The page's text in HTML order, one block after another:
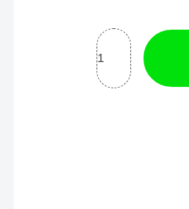
Bico
1.8
quantidade